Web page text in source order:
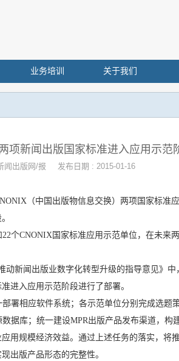
业务培训 关于我们
项新闻出版国家标准进入应用示范
闻出版网/报 发布日期 : 2015-01-16
（中国出版物信息交换）两项国家标准
CNONIX国家标准应用示范单位，在未来
新闻出版业数字化转型升级的指导意见》中
进入应用示范阶段进行了部署。
相应软件系统；各示范单位分别完成选题
据库；统一建设MPR出版产品发布渠道，
用规模经济效益。通过上述任务的落实，将
出版产品形态的完整性。